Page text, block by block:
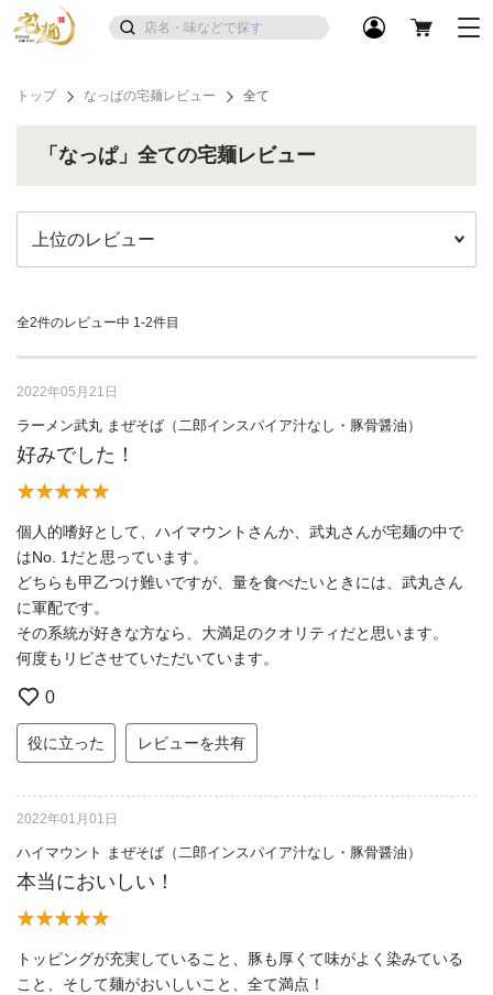
トップ なっぱの宅麺レビュー 全て
「なっぱ」全ての宅麺レビュー
全2件のレビュー中 1-2件目
2022年05月21日
ラーメン武丸 まぜそば（二郎インスパイア汁なし・豚骨醤油）
好みでした！
個人的嗜好として、ハイマウントさんか、武丸さんが宅麺の中で
はNo. 1だと思っています。
どちらも甲乙つけ難いですが、量を食べたいときには、武丸さん
に軍配です。
その系統が好きな方なら、大満足のクオリティだと思います。
何度もリピさせていただいています。
0
役に立った レビューを共有
2022年01月01日
ハイマウント まぜそば（二郎インスパイア汁なし・豚骨醤油）
本当においしい！
トッピングが充実していること、豚も厚くて味がよく染みている
こと、そして麺がおいしいこと、全て満点！